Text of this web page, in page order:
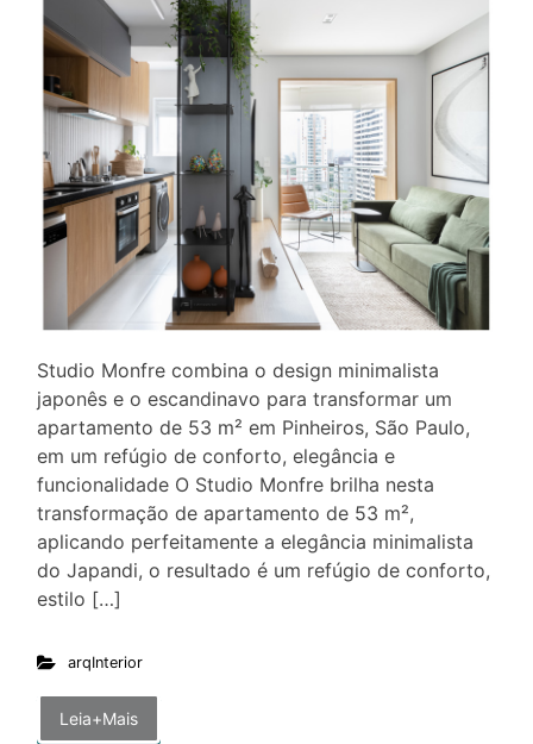
Studio Monfre combina o design minimalista
japonês e o escandinavo para transformar um
apartamento de 53 m² em Pinheiros, São Paulo,
em um refúgio de conforto, elegância e
funcionalidade O Studio Monfre brilha nesta
transformação de apartamento de 53 m²,
aplicando perfeitamente a elegância minimalista
do Japandi, o resultado é um refúgio de conforto,
estilo […]
arqInterior
Leia+Mais